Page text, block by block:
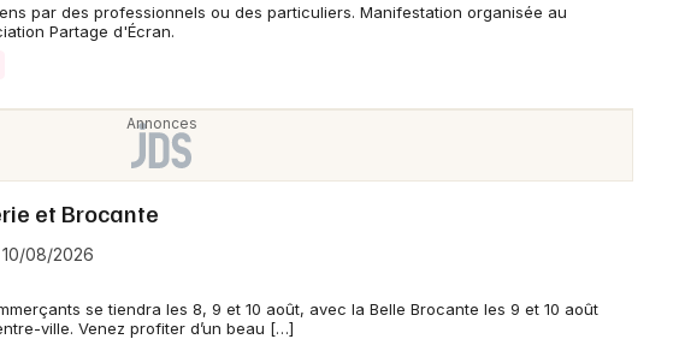
par des professionnels ou des particuliers. Manifestation organisée au
Partage d'Écran.
et Brocante
08/2026
se tiendra les 8, 9 et 10 août, avec la Belle Brocante les 9 et 10 août
ville. Venez profiter d’un beau […]